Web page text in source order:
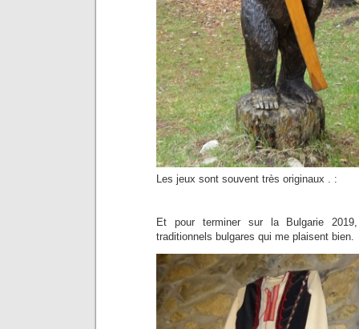
Les jeux sont souvent très originaux . :
Et pour terminer sur la Bulgarie
traditionnels bulgares qui me plaisent bien.